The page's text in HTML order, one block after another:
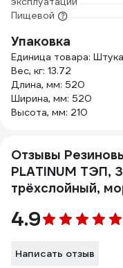
Пищевой
Упаковка
Единица товара: Штука
Вес, кг: 13.72
Длина, мм: 520
Ширина, мм: 520
Высота, мм: 210
Отзывы
PLATINUM ТЭП,
трёхслойный,
4.9
Написать отзыв